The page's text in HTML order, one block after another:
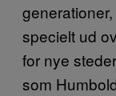
specielt ud
for nye
som